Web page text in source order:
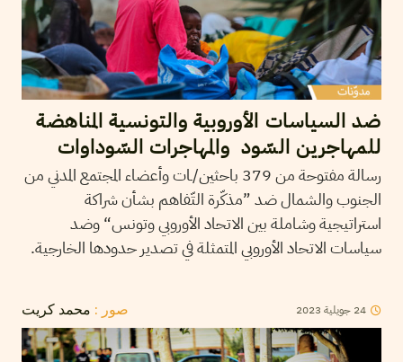
ضد السياسات الأوروبية والتونسية المناهضة
للمهاجرين السّود والمهاجرات السّوداوات
رسالة مفتوحة من 379 باحثين/ـات وأعضاء المجتمع المدني من
الجنوب والشمال ضد ”مذكّرة التّفاهم بشأن شراكة
استراتيجية وشاملة بين الاتحاد الأوروبي وتونس“ وضد
سياسات الاتحاد الأوروبي المتمثلة في تصدير حدودها الخارجية.
صور : محمد كريت 24 جويلية 2023